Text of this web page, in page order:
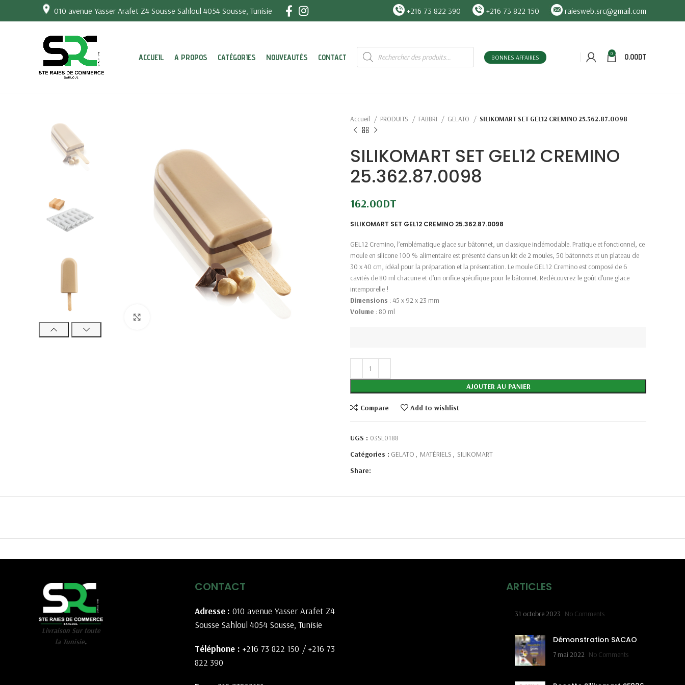
010 avenue Yasser Arafet Z4 Sousse Sahloul 4054 Sousse, Tunisie +216 73 822 390 +216 73 822 150 raiesweb.src@gmail.com
ACCUEIL A PROPOS CATÉGORIES NOUVEAUTÉS CONTACT
Recherche
de
produits
BONNES AFFAIRES
0 0.00DT
Accueil PRODUITS FABBRI GELATO SILIKOMART SET GEL12 CREMINO 25.362.87.0098
SILIKOMART SET GEL12 CREMINO
25.362.87.0098
162.00DT
SILIKOMART SET GEL12 CREMINO 25.362.87.0098
GEL12 Cremino, l’emblématique glace sur bâtonnet, un classique indémodable. Pratique et fonctionnel, ce
moule en silicone 100 % alimentaire est présenté dans un kit de 2 moules, 50 bâtonnets et un plateau de
30 x 40 cm, idéal pour la préparation et la présentation. Le moule GEL12 Cremino est composé de 6
cavités de 80 ml chacune et d’un orifice spécifique pour le bâtonnet. Redécouvrez le goût d’une glace
intemporelle !
Dimensions : 45 x 92 x 23 mm
Volume : 80 ml
AJOUTER AU PANIER
Compare Add to wishlist
UGS : 03SL0188
Catégories : GELATO , MATÉRIELS , SILIKOMART
Share:
Livraison Sur toute
la Tunisie.
CONTACT
Adresse : 010 avenue Yasser Arafet Z4
Sousse Sahloul 4054 Sousse, Tunisie
Téléphone : +216 73 822 150 /+216 73
822 390
ARTICLES
31 octobre 2023 No Comments
Démonstration SACAO
7 mai 2022 No Comments